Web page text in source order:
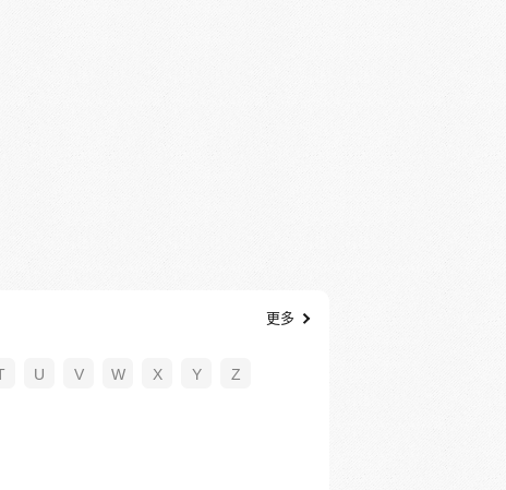
更多
U V W X Y Z